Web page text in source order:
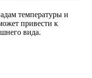
температуры и
привести к
вида.